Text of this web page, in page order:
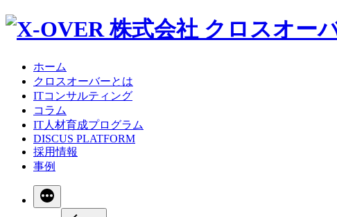
ホーム
クロスオーバーとは
ITコンサルティング
コラム
IT人材育成プログラム
DISCUS PLATFORM
採用情報
事例
続
き